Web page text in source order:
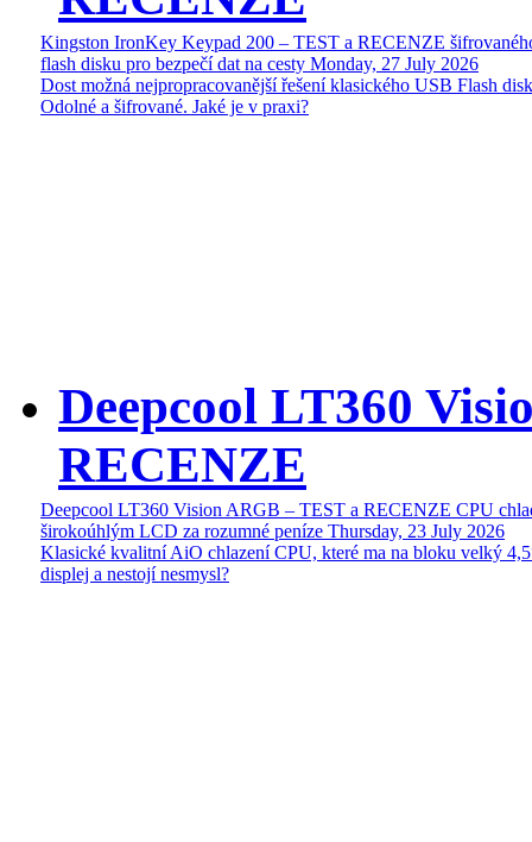
Kingston IronKey Keypad 200 – TEST a RECENZE
flash disku pro bezpečí dat na cesty Monday, 27 July 2026
Dost možná nejpropracovanější řešení klasického USB Flash
Odolné a šifrované. Jaké je v praxi?
Deepcool LT360
RECENZE
Deepcool LT360 Vision ARGB – TEST a RECENZE CPU
širokoúhlým LCD za rozumné peníze Thursday, 23 July 2026
Klasické kvalitní AiO chlazení CPU, které ma na bloku velký
displej a nestojí nesmysl?